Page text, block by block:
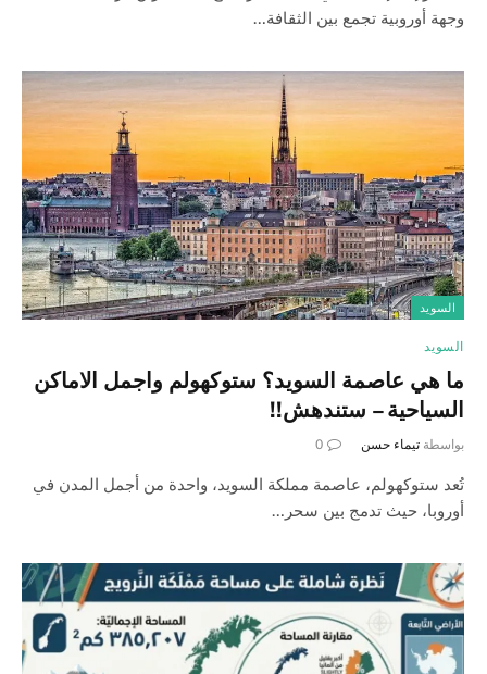
وجهة أوروبية تجمع بين الثقافة…
السويد
السويد
ما هي عاصمة السويد؟ ستوكهولم واجمل الاماكن
السياحية – ستندهش!!
بواسطة تيماء حسن 0
تُعد ستوكهولم، عاصمة مملكة السويد، واحدة من أجمل المدن في
أوروبا، حيث تدمج بين سحر…